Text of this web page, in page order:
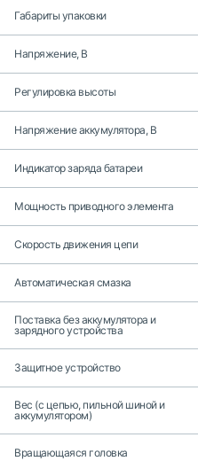
Габариты упаковки
Напряжение, В
Регулировка высоты
Напряжение аккумулятора, В
Индикатор заряда батареи
Мощность приводного элемента
Скорость движения цепи
Автоматическая смазка
Поставка без аккумулятора и
зарядного устройства
Защитное устройство
Вес (с цепью, пильной шиной и
аккумулятором)
Вращающаяся головка